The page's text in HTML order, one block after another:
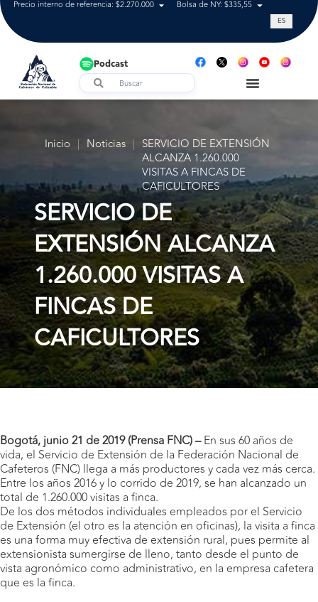
Precio interno de referencia: $2.270.000 Bolsa de NY: $335,55 Tasa de
ES
Podcast
Inicio | Noticias | SERVICIO DE EXTENSIÓN
ALCANZA 1.260.000
VISITAS A FINCAS DE
CAFICULTORES
SERVICIO DE
EXTENSIÓN ALCANZA
1.260.000 VISITAS A
FINCAS DE
CAFICULTORES
Bogotá, junio 21 de 2019 (Prensa FNC) –En sus 60 años de
vida, el Servicio de Extensión de la Federación Nacional de
Cafeteros (FNC) llega a más productores y cada vez más cerca.
Entre los años 2016 y lo corrido de 2019, se han alcanzado un
total de 1.260.000 visitas a finca.
De los dos métodos individuales empleados por el Servicio
de Extensión (el otro es la atención en oficinas), la visita a finca
es una forma muy efectiva de extensión rural, pues permite al
extensionista sumergirse de lleno, tanto desde el punto de
vista agronómico como administrativo, en la empresa cafetera
que es la finca.